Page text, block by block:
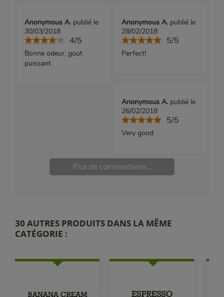
Anonymous A. publié le
30/03/2018
4/5
Bonne odeur, gout
puissant
Anonymous A. publié le
28/02/2018
5/5
Perfect!
Anonymous A. publié le
26/02/2018
5/5
Very good
Plus de commentaires...
30 AUTRES PRODUITS DANS LA MÊME
CATÉGORIE :